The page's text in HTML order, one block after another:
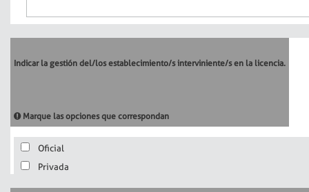
Indicar la gestión del/los establecimiento/s interviniente/s en la licencia.
Marque las opciones que correspondan
Oficial
Privada